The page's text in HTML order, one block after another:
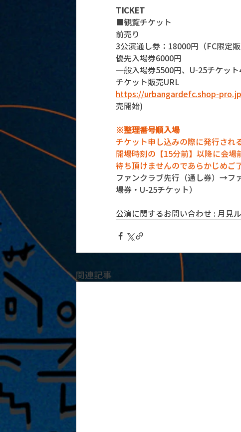
TICKET
■観覧チケット
前売り
3公演通し券：18000円（FC限定
優先入場券6000円
一般入場券5500円、U-25チケッ
チケット販売URL
https://urbangardefc.shop-
売開始)
※整理番号順入場
チケット申し込みの際に発行され
開場時刻の【15分前】以降に会
待ち頂けませんのであらかじめご
ファンクラブ先行（通し券）→
場券・U-25チケット）
公演に関するお問い合わせ : 月見
関連記事